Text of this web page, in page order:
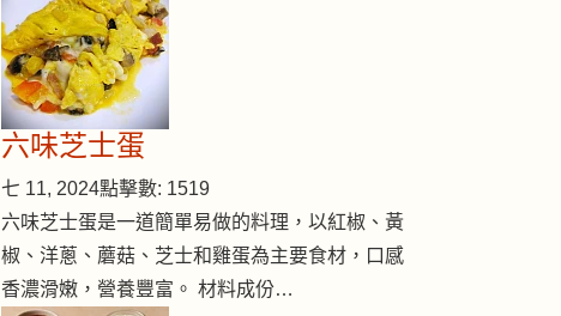
六味芝士蛋
七 11, 2024點擊數: 1519
六味芝士蛋是一道簡單易做的料理，以紅椒、黃
椒、洋蔥、蘑菇、芝士和雞蛋為主要食材，口感
香濃滑嫩，營養豐富。 材料成份…